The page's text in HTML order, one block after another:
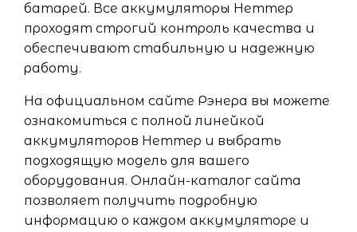
батарей. Все аккумуляторы Неттер
проходят строгий контроль качества и
обеспечивают стабильную и надежную
работу.
На официальном сайте Рэнера вы можете
ознакомиться с полной линейкой
аккумуляторов Неттер и выбрать
подходящую модель для вашего
оборудования. Онлайн-каталог сайта
позволяет получить подробную
информацию о каждом аккумуляторе и